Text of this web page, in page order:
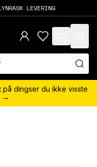
LEVERING
items in cart,
på dingser du ikke visste
→